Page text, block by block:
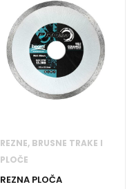
REZNE, BRUSNE TRAKE I
PLOČE
REZNA PLOČA